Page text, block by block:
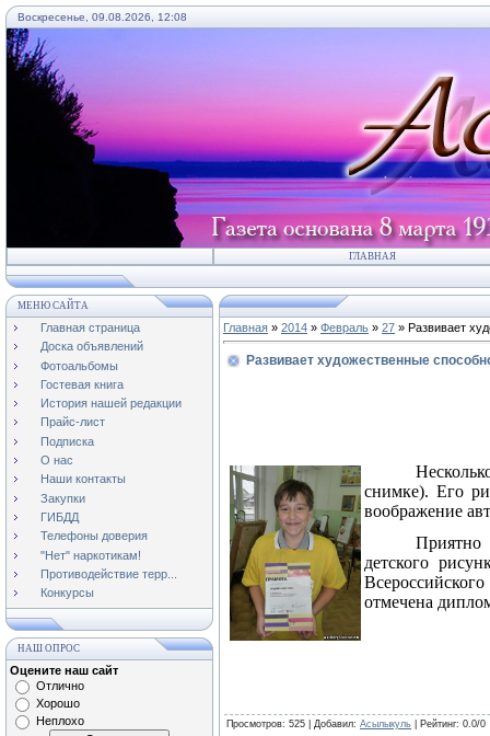
Воскресенье, 09.08.2026, 12:08
ГЛАВНАЯ
МЕНЮ САЙТА
Главная страница
Доска объявлений
Фотоальбомы
Гостевая книга
История нашей редакции
Прайс-лист
Подписка
О нас
Наши контакты
Закупки
ГИБДД
Телефоны доверия
"Нет" наркотикам!
Противодействие терр...
Конкурсы
НАШ ОПРОС
Оцените наш сайт
Отлично
Хорошо
Неплохо
Главная » 2014 » Февраль » 27 » Развивает
Развивает художественные
снимке). Его
воображение
Приятно
детского
отмечена
Просмотров: 525 | Добавил: Асылыкуль Рейтинг: 0.0/0